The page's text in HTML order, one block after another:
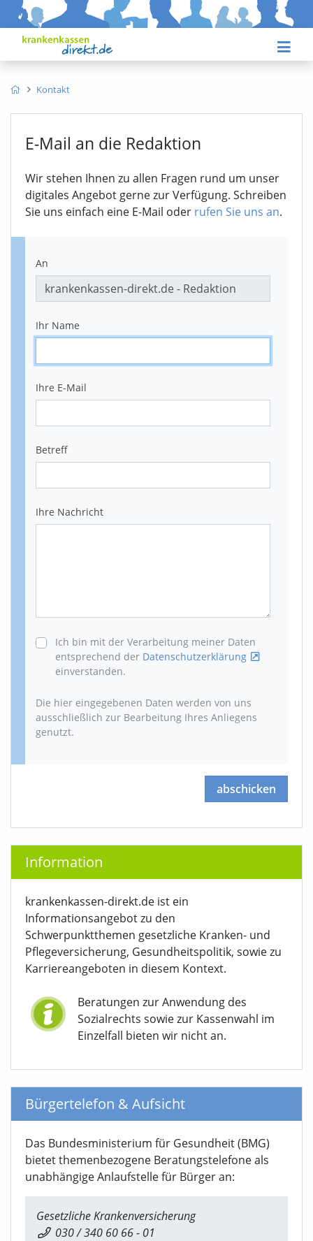
Kontakt
E-Mail an die Redaktion
Wir stehen Ihnen zu allen Fragen rund um unser
digitales Angebot gerne zur Verfügung. Schreiben
Sie uns einfach eine E-Mail oder rufen Sie uns an.
An
Ihr Name
Ihre E-Mail
Betreff
Ihre Nachricht
Ich bin mit der Verarbeitung meiner Daten
entsprechend der Datenschutzerklärung
einverstanden.
Die hier eingegebenen Daten werden von uns
ausschließlich zur Bearbeitung Ihres Anliegens
genutzt.
abschicken
Information
krankenkassen-direkt.de ist ein
Informationsangebot zu den
Schwerpunktthemen gesetzliche Kranken- und
Pflegeversicherung, Gesundheitspolitik, sowie zu
Karriereangeboten in diesem Kontext.
Beratungen zur Anwendung des
Sozialrechts sowie zur Kassenwahl im
Einzelfall bieten wir nicht an.
Bürgertelefon & Aufsicht
Das Bundesministerium für Gesundheit (BMG)
bietet themenbezogene Beratungstelefone als
unabhängige Anlaufstelle für Bürger an:
Gesetzliche Krankenversicherung
030 / 340 60 66 - 01